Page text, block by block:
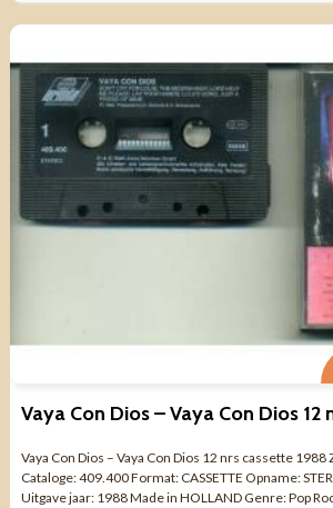
Vaya Con Dios – Vaya Con Dios 12 nrs cassette 1988
Cataloge: 409.400 Format: CASSETTE Opname:
Uitgave jaar: 1988 Made in HOLLAND Genre: Pop